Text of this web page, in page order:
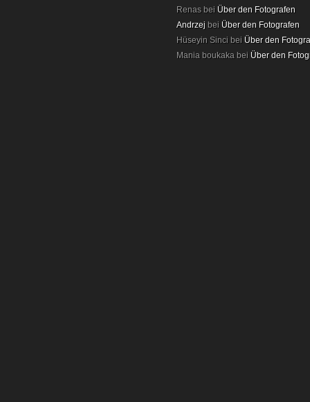
Renas bei Über den Fotografen
Andrzej bei Über den Fotografen
Hüseyin Sinci bei Über den
Mania boukaka bei Über den